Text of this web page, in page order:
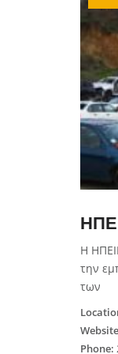
Η
την
των
Phone: